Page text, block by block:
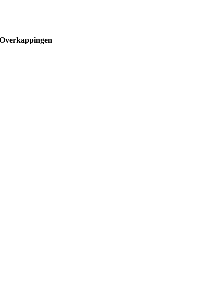
Overkappingen